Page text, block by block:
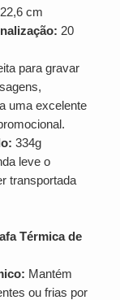
22,6 cm
20
para gravar
uma excelente
334g
leve o
transportada
Térmica de
Mantém
ou frias por